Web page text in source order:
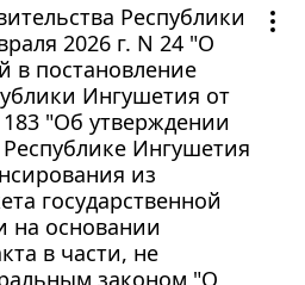
Республики
2026 г. N 24 "О
в постановление
Ингушетия от
183 "Об утверждении
Ингушетия
из
государственной
на основании
в части, не
законом "О